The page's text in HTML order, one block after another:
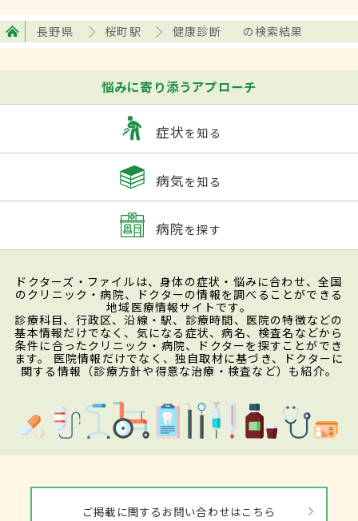
長野県 桜町駅 健康診断 の検索結果
悩みに寄り添うアプローチ
症状を知る
病気を知る
病院を探す
ドクターズ・ファイルは、身体の症状・悩みに合わせ、全国
のクリニック・病院、ドクターの情報を調べることができる
地域医療情報サイトです。
診療科目、行政区、沿線・駅、診療時間、医院の特徴などの
基本情報だけでなく、気になる症状、病名、検査名などから
条件に合ったクリニック・病院、ドクターを探すことができ
ます。 医院情報だけでなく、独自取材に基づき、ドクターに
関する情報（診療方針や得意な治療・検査など）も紹介。
ご掲載に関するお問い合わせはこちら